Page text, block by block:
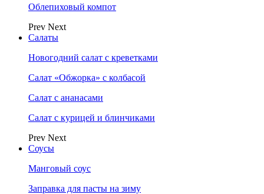
Облепиховый компот
Prev Next
Салаты
Новогодний салат с креветками
Салат «Обжорка» с колбасой
Салат с ананасами
Салат с курицей и блинчиками
Prev Next
Соусы
Манговый соус
Заправка для пасты на зиму